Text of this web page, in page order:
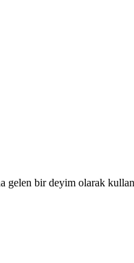
bir deyim olarak